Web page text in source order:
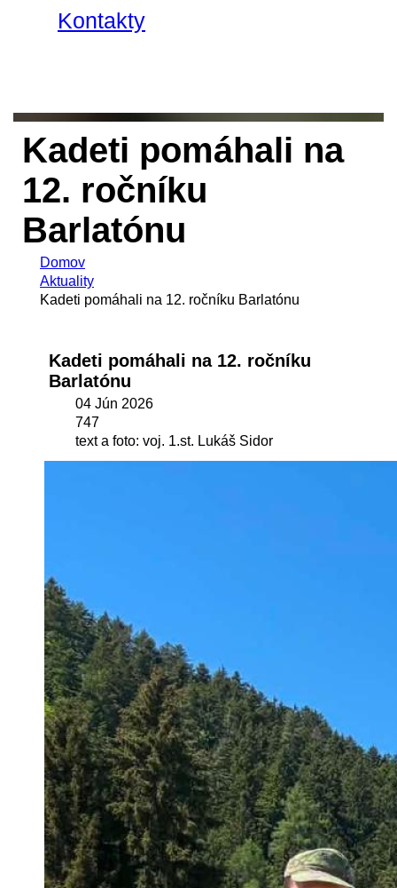
Kontakty
Kadeti pomáhali na
12. ročníku
Barlatónu
Domov
Aktuality
Kadeti pomáhali na 12. ročníku Barlatónu
Kadeti pomáhali na 12. ročníku
Barlatónu
04 Jún 2026
747
text a foto: voj. 1.st. Lukáš Sidor